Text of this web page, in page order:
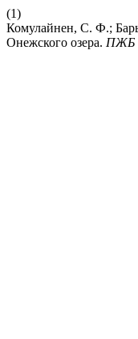
(1)
Комулайнен, С. Ф.;
Онежского озера. ПЖБ